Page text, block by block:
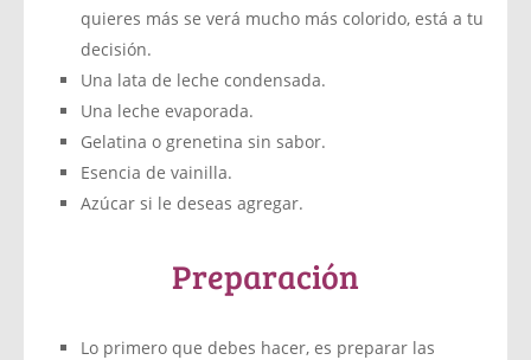
quieres más se verá mucho más colorido, está a tu
decisión.
Una lata de leche condensada.
Una leche evaporada.
Gelatina o grenetina sin sabor.
Esencia de vainilla.
Azúcar si le deseas agregar.
Preparación
Lo primero que debes hacer, es preparar las